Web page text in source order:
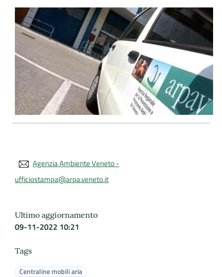
Agenzia Ambiente Veneto -
ufficiostampa@arpa.veneto.it
Ultimo aggiornamento
09-11-2022 10:21
Tags
Centraline mobili aria